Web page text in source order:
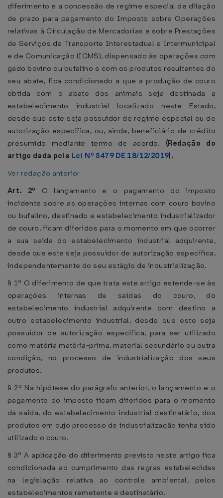
diferimento e a concessão de regime especial de dilação
de prazo para pagamento do Imposto sobre Operações
relativas à Circulação de Mercadorias e sobre Prestações
de Serviços de Transporte Interestadual e Intermunicipal
e de Comunicação (ICMS), dispensado às operações com
gado bovino ou bufalino e com os produtos resultantes do
seu abate, fica condicionado a que a produção de couro
obtida com o abate dos animais seja destinada a
estabelecimento industrial localizado neste Estado,
desde que este seja possuidor de regime especial ou de
autorização específica, ou, ainda, beneficiário de crédito
presumido mediante termo de acordo. (Redação do
artigo dada pela Lei Nº 5479 DE 18/12/2019).
Ver redação anterior
Art. 2º O lançamento e o pagamento do imposto
incidente sobre as operações internas com couro bovino
ou bufalino, destinado a estabelecimento industrializador
de couro, ficam diferidos para o momento em que ocorrer
a sua saída do estabelecimento industrial adquirente,
desde que este seja possuidor de autorização específica,
independentemente do seu estágio de industrialização.
§ 1º O diferimento de que trata este artigo estende-se às
operações internas de saídas do couro, do
estabelecimento industrial adquirente com destino a
outro estabelecimento industrial, desde que este seja
possuidor de autorização específica, para ser utilizado
como matéria matéria-prima, material secundário ou outra
condição, no processo de industrialização dos seus
produtos.
§ 2º Na hipótese do parágrafo anterior, o lançamento e o
pagamento do imposto ficam diferidos para o momento
da saída, do estabelecimento industrial destinatário, dos
produtos em cujo processo de industrialização tenha sido
utilizado o couro.
§ 3º A aplicação do diferimento previsto neste artigo fica
condicionada ao cumprimento das regras estabelecidas
na legislação relativa ao controle ambiental, pelos
estabelecimentos remetente e destinatário.